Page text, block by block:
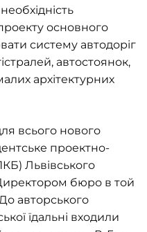
основного
систему автодоріг
автостоянок,
архітектурних
всього нового
проектно-
Львівського
Директором бюро в той
авторського
їдальні входили